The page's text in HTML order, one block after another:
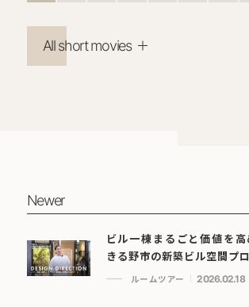
All short movies
Newer
ビル一棟まるごと価値を
きる野市の新築ビル空間プ
ルームツアー 2026.02.18